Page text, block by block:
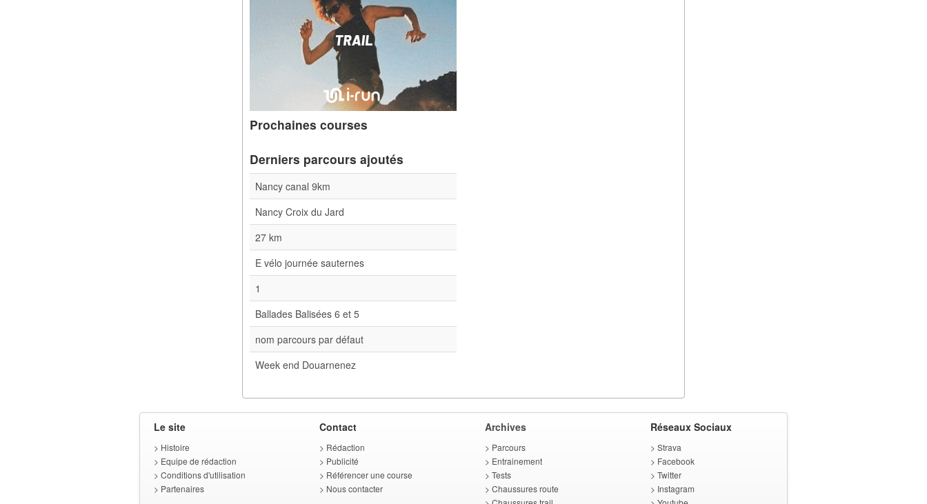
Prochaines courses
Derniers parcours ajoutés
Nancy canal 9km
Nancy Croix du Jard
27 km
E vélo journée sauternes
1
Ballades Balisées 6 et 5
nom parcours par défaut
Week end Douarnenez
Le site
> Histoire
> Equipe de rédaction
> Conditions d'utilisation
> Partenaires
Contact
> Rédaction
> Publicité
> Référencer une course
> Nous contacter
Archives
> Parcours
> Entrainement
> Tests
> Chaussures route
Réseaux Sociaux
> Strava
> Facebook
> Twitter
> Instagram